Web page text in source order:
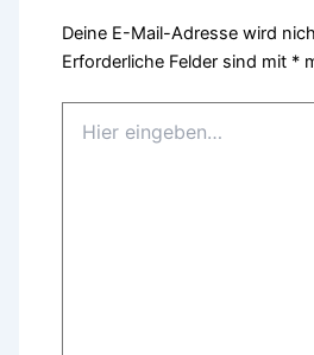
Deine E-Mail-Adresse wird
Erforderliche Felder sind mit *
eingeben…